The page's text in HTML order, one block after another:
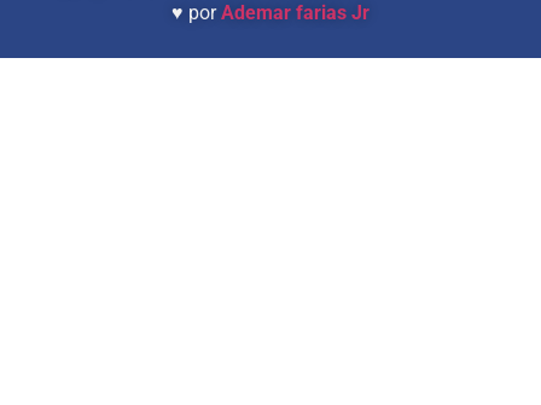
♥ porAdemar farias Jr